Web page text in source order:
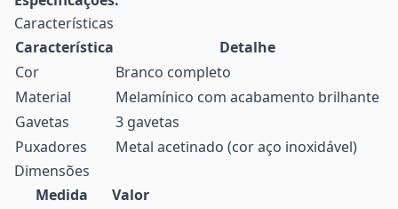
Características
Característica
Detalhe
Cor
Branco completo
Material
Melamínico com acabamento brilhante
Gavetas
3 gavetas
Puxadores
Metal acetinado (cor aço inoxidável)
Dimensões
Medida
Valor